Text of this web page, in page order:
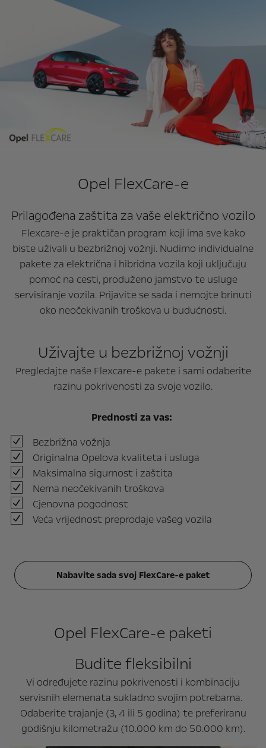
Opel FlexCare-e
Prilagođena zaštita za vaše električno vozilo
Flexcare-e je praktičan program koji ima sve kako
biste uživali u bezbrižnoj vožnji. Nudimo individualne
pakete za električna i hibridna vozila koji uključuju
pomoć na cesti, produženo jamstvo te usluge
servisiranje vozila. Prijavite se sada i nemojte brinuti
oko neočekivanih troškova u budućnosti.
Uživajte u bezbrižnoj vožnji
Pregledajte naše Flexcare-e pakete i sami odaberite
razinu pokrivenosti za svoje vozilo.
Prednosti za vas:
Bezbrižna vožnja
Originalna Opelova kvaliteta i usluga
Maksimalna sigurnost i zaštita
Nema neočekivanih troškova
Cjenovna pogodnost
Veća vrijednost preprodaje vašeg vozila
Nabavite sada svoj FlexCare-e paket
Opel FlexCare-e paketi
Budite fleksibilni
Vi određujete razinu pokrivenosti i kombinaciju
servisnih elemenata sukladno svojim potrebama.
Odaberite trajanje (3, 4 ili 5 godina) te preferiranu
godišnju kilometražu (10.000 km do 50.000 km).